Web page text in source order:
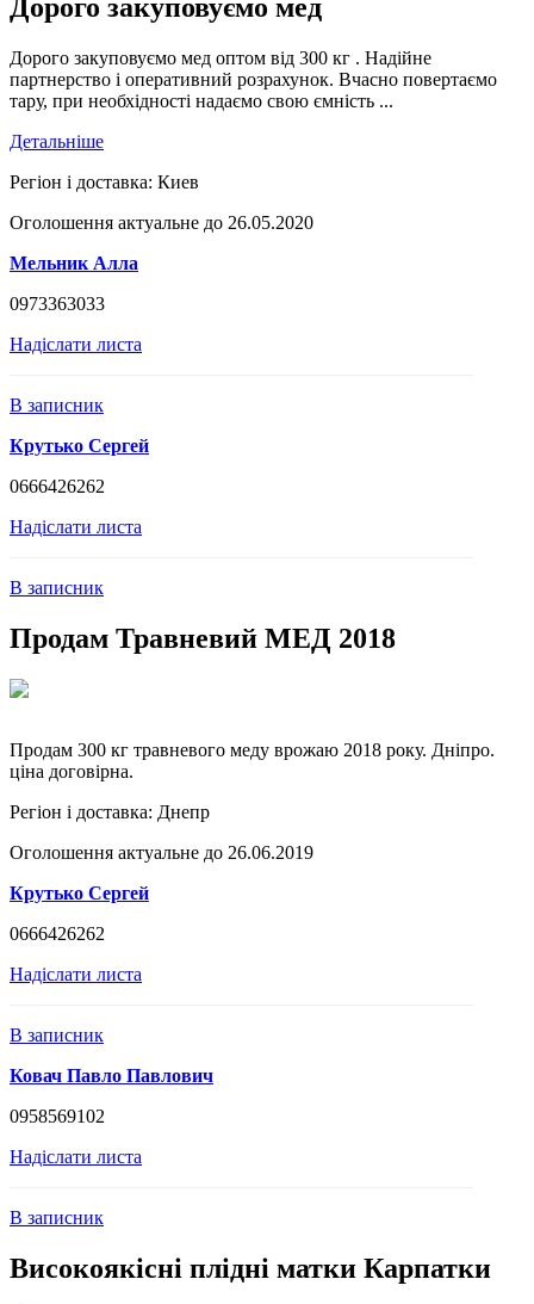
Дорого закуповуємо мед
Дорого закуповуємо мед оптом від 300 кг . Надійне
партнерство і оперативний розрахунок. Вчасно повертаємо
тару, при необхідності надаємо свою ємність ...
Детальніше
Регіон і доставка: Киев
Оголошення актуальне до 26.05.2020
Мельник Алла
0973363033
Надіслати листа
В записник
Крутько Сергей
0666426262
Надіслати листа
В записник
Продам Травневий МЕД 2018
Продам 300 кг травневого меду врожаю 2018 року. Дніпро.
ціна договірна.
Регіон і доставка: Днепр
Оголошення актуальне до 26.06.2019
Крутько Сергей
0666426262
Надіслати листа
В записник
Ковач Павло Павлович
0958569102
Надіслати листа
В записник
Високоякісні плідні матки Карпатки